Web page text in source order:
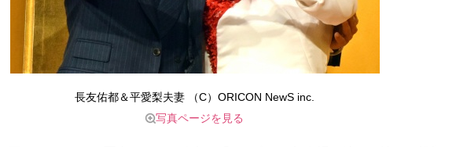
長友佑都＆平愛梨夫妻 （C）ORICON NewS inc.
写真ページを見る